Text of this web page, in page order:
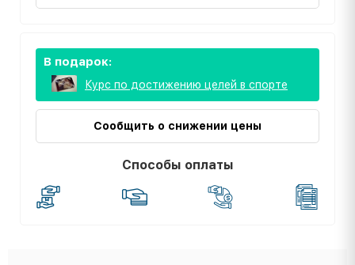
В подарок:
Курс по достижению целей в спорте
Сообщить о снижении цены
Способы оплаты